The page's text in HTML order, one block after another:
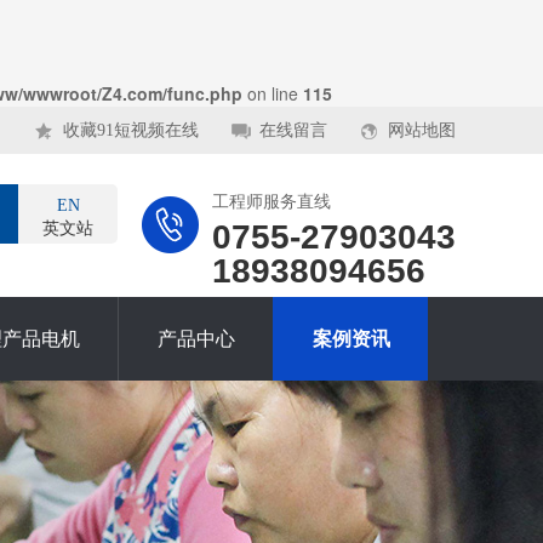
wwwroot/Z4.com/func.php on line 115
收藏91短视频在线 在线留言 网站地图
工程师服务直线
0755-27903043
18938094656
EN
英文站
品电机 产品中心 案例资讯